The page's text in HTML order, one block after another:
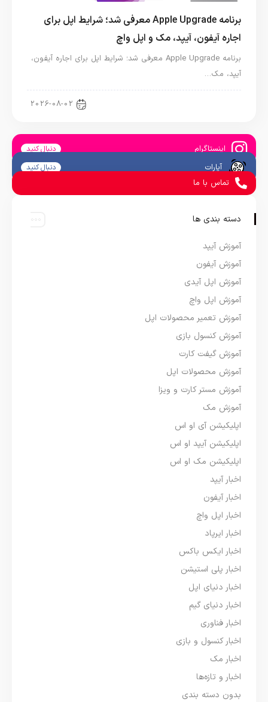
برنامه Apple Upgrade معرفی شد؛ شرایط اپل برای
اجاره آیفون، آیپد، مک و اپل واچ
برنامه Apple Upgrade معرفی شد؛ شرایط اپل برای اجاره آیفون،
آیپد، مک…
2026-08-02
اینستاگرام دنبال کنید
آپارات دنبال کنید
تماس با ما
دسته بندی ها
آموزش آیپد
آموزش آیفون
آموزش اپل آیدی
آموزش اپل واچ
آموزش تعمیر محصولات اپل
آموزش کنسول بازی
آموزش گیفت کارت
آموزش محصولات اپل
آموزش مستر کارت و ویزا
آموزش مک
اپلیکیشن آی او اس
اپلیکیشن آیپد او اس
اپلیکیشن مک او اس
اخبار آیپد
اخبار آیفون
اخبار اپل واچ
اخبار ایرپاد
اخبار ایکس باکس
اخبار پلی استیشن
اخبار دنیای اپل
اخبار دنیای گیم
اخبار فناوری
اخبار کنسول و بازی
اخبار مک
اخبار و تازه‌ها
بدون دسته بندی